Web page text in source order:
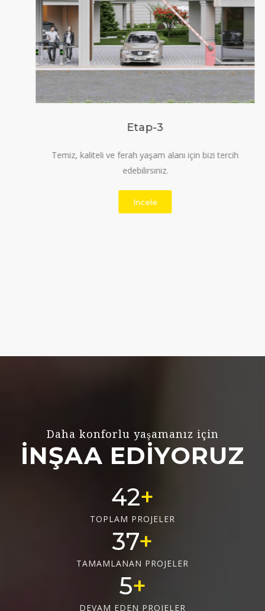
Etap-3
Temiz, kaliteli ve ferah yaşam alanı için bizi tercih
edebilirsiniz.
İncele
Daha konforlu yaşamanız için
İNŞAA EDİYORUZ
56
TOPLAM PROJELER
50
TAMAMLANAN PROJELER
6